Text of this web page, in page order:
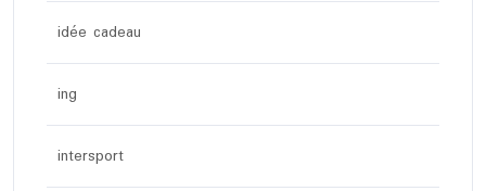
idée cadeau
ing
intersport